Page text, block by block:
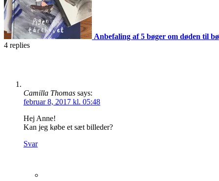
Anbefaling af 5 bøger om døden til
4 replies
Camilla Thomas says:
februar 8, 2017 kl. 05:48
Hej Anne!
Kan jeg købe et sæt billeder?
Svar